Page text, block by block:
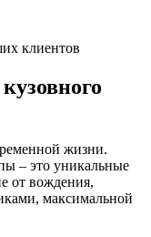
клиентов
жизни.
– это уникальные
от вождения,
максимальной